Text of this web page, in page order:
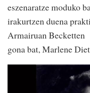
eszenaratze moduko
irakurtzen duena
Armairuan Becketten
gona bat, Marlene